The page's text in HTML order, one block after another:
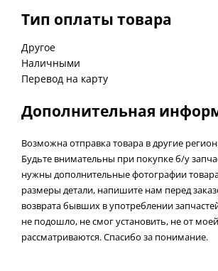
Тип оплаты товара
Другое
Наличными
Перевод на карту
Дополнительная
Возможна отправка товара в другие
Будьте внимательны при покупке б/у
нужны дополнительные фотографии
размеры детали, напишите нам перед
возврата бывших в употреблении
не подошло, не смог установить, не от
рассматриваются. Спасибо за понимание.